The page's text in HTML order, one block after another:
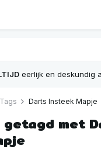
eerlijk en deskundig
Tags Darts Insteek Mapje
getagd met